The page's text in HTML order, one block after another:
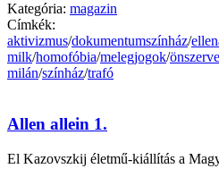
Kategória: magazin
Címkék:
aktivizmus/dokumentumszínház/
milk/homofóbia/melegjogok/
milán/színház/trafó
Allen allein 1.
El Kazovszkij életmű-kiállítás a